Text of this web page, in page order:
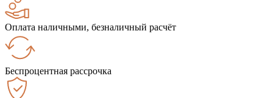
Оплата наличными, безналичный расчёт
Беспроцентная рассрочка